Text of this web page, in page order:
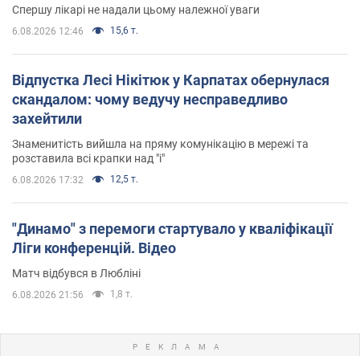
Спершу лікарі не надали цьому належної уваги
6.08.2026 12:46 15,6 т.
Відпустка Лесі Нікітюк у Карпатах обернулася
скандалом: чому ведучу несправедливо
захейтили
Знаменитість вийшла на пряму комунікацію в мережі та
розставила всі крапки над "і"
6.08.2026 17:32 12,5 т.
"Динамо" з перемоги стартувало у кваліфікації
Ліги конференцій. Відео
Матч відбувся в Любліні
6.08.2026 21:56 1,8 т.